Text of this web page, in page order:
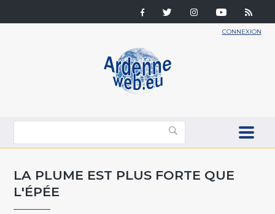
CONNEXION
LA PLUME EST PLUS FORTE QUE
L'ÉPÉE